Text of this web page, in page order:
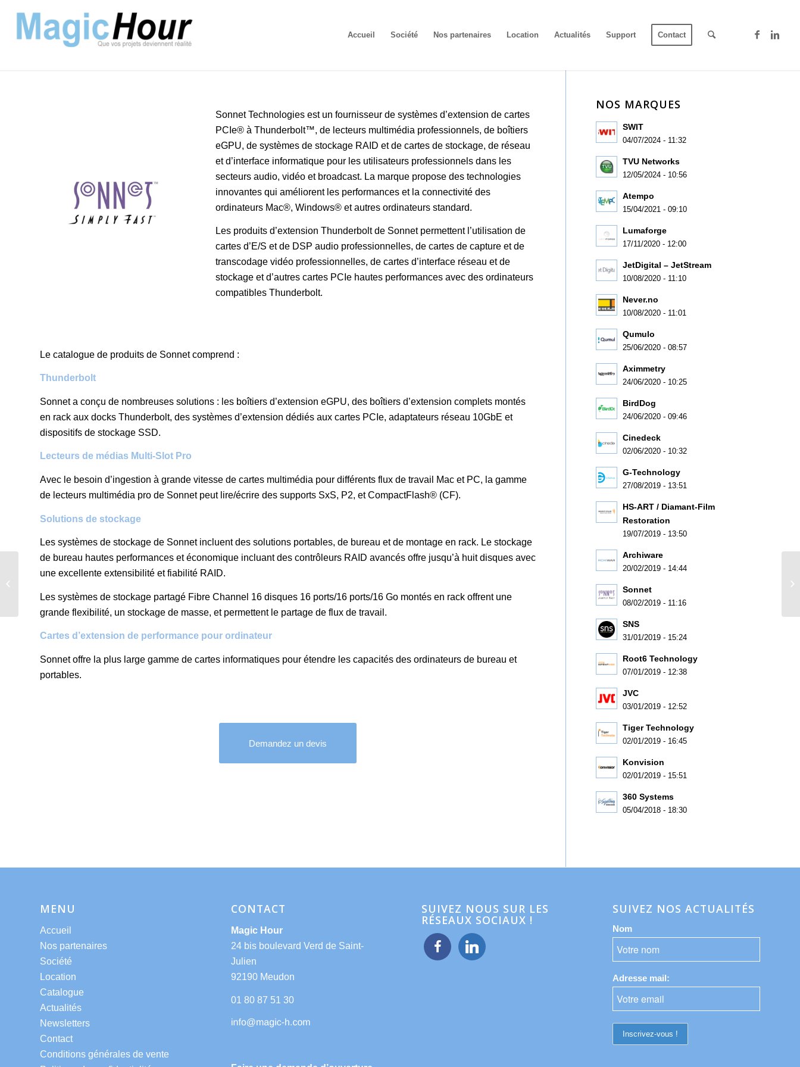
Accueil Société Nos partenaires Location Actualités Support Contact
Sonnet Technologies est un fournisseur de systèmes d’extension de cartes
PCIe® à Thunderbolt™, de lecteurs multimédia professionnels, de boîtiers
eGPU, de systèmes de stockage RAID et de cartes de stockage, de réseau
et d’interface informatique pour les utilisateurs professionnels dans les
secteurs audio, vidéo et broadcast. La marque propose des technologies
innovantes qui améliorent les performances et la connectivité des
ordinateurs Mac®, Windows® et autres ordinateurs standard.
Les produits d’extension Thunderbolt de Sonnet permettent l’utilisation de
cartes d’E/S et de DSP audio professionnelles, de cartes de capture et de
transcodage vidéo professionnelles, de cartes d’interface réseau et de
stockage et d’autres cartes PCIe hautes performances avec des ordinateurs
compatibles Thunderbolt.
Le catalogue de produits de Sonnet comprend :
Thunderbolt
Sonnet a conçu de nombreuses solutions : les boîtiers d’extension eGPU, des boîtiers d’extension complets montés
en rack aux docks Thunderbolt, des systèmes d’extension dédiés aux cartes PCIe, adaptateurs réseau 10GbE et
dispositifs de stockage SSD.
Lecteurs de médias Multi-Slot Pro
Avec le besoin d’ingestion à grande vitesse de cartes multimédia pour différents flux de travail Mac et PC, la gamme
de lecteurs multimédia pro de Sonnet peut lire/écrire des supports SxS, P2, et CompactFlash® (CF).
Solutions de stockage
Les systèmes de stockage de Sonnet incluent des solutions portables, de bureau et de montage en rack. Le stockage
de bureau hautes performances et économique incluant des contrôleurs RAID avancés offre jusqu’à huit disques avec
une excellente extensibilité et fiabilité RAID.
Les systèmes de stockage partagé Fibre Channel 16 disques 16 ports/16 ports/16 Go montés en rack offrent une
grande flexibilité, un stockage de masse, et permettent le partage de flux de travail.
Cartes d’extension de performance pour ordinateur
Sonnet offre la plus large gamme de cartes informatiques pour étendre les capacités des ordinateurs de bureau et
portables.
Demandez un devis
NOS MARQUES
SWIT
04/07/2024 - 11:32
TVU Networks
12/05/2024 - 10:56
Atempo
15/04/2021 - 09:10
Lumaforge
17/11/2020 - 12:00
JetDigital – JetStream
10/08/2020 - 11:10
Never.no
10/08/2020 - 11:01
Qumulo
25/06/2020 - 08:57
Aximmetry
24/06/2020 - 10:25
BirdDog
24/06/2020 - 09:46
Cinedeck
02/06/2020 - 10:32
G-Technology
27/08/2019 - 13:51
HS-ART / Diamant-Film
Restoration
19/07/2019 - 13:50
Archiware
20/02/2019 - 14:44
Sonnet
08/02/2019 - 11:16
SNS
31/01/2019 - 15:24
Root6 Technology
07/01/2019 - 12:38
JVC
03/01/2019 - 12:52
Tiger Technology
02/01/2019 - 16:45
Konvision
02/01/2019 - 15:51
360 Systems
05/04/2018 - 18:30
MENU
Accueil
Nos partenaires
Société
Location
Catalogue
Actualités
Newsletters
Contact
Conditions générales de vente
CONTACT
Magic Hour
24 bis boulevard Verd de Saint-
Julien
92190 Meudon
01 80 87 51 30
SUIVEZ NOUS SUR LES
RÉSEAUX SOCIAUX !
facebooklinkedin
SUIVEZ NOS ACTUALITÉS
Nom
Adresse mail: